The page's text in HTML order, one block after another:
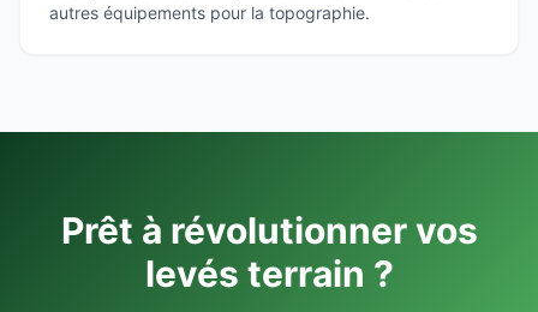
autres équipements pour la topographie.
Prêt à révolutionner vos
levés terrain ?